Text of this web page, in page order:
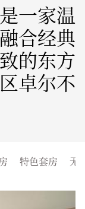
一家温
合经典
的东方
卓尔不
特色套房 无